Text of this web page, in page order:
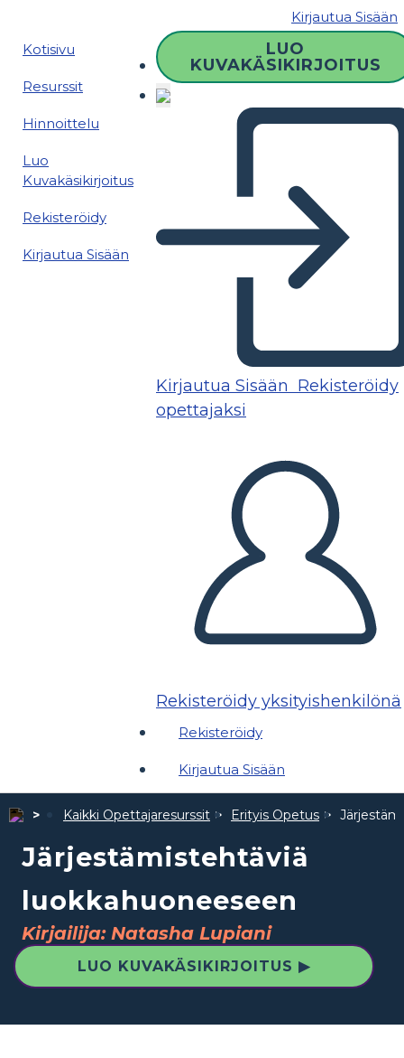
Kirjautua Sisään
Kotisivu
Resurssit
Hinnoittelu
Luo
Kuvakäsikirjoitus
Rekisteröidy
Kirjautua Sisään
LUO
KUVAKÄSIKIRJOITUS
Kirjautua Sisään Rekisteröidy
opettajaksi
Rekisteröidy yksityishenkilönä
Rekisteröidy
Kirjautua Sisään
Kaikki Opettajaresurssit Erityis Opetus
Järjestämistehtäviä
luokkahuoneeseen
Kirjailija: Natasha Lupiani
LUO KUVAKÄSIKIRJOITUS ▶